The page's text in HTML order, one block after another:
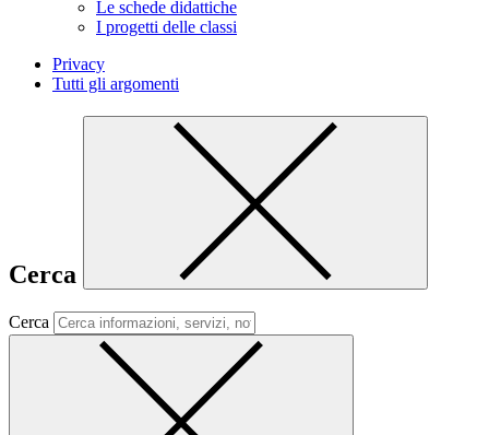
Le schede didattiche
I progetti delle classi
Privacy
Tutti gli argomenti
Cerca
Cerca